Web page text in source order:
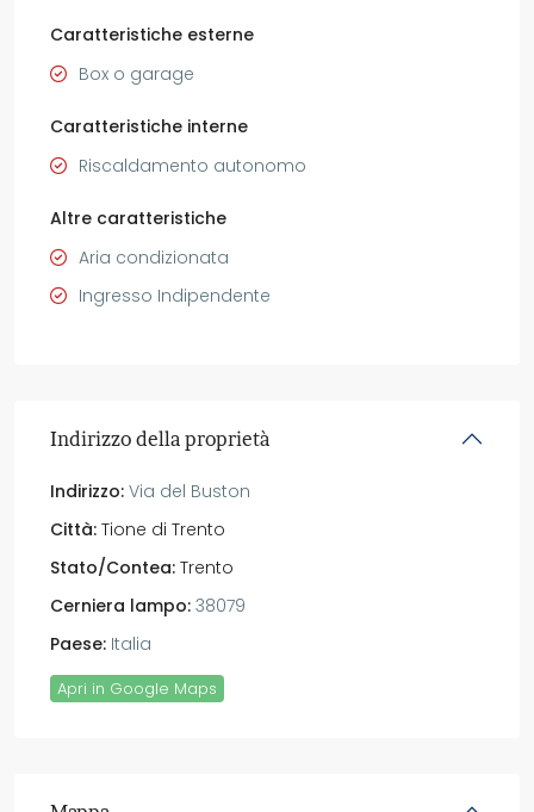
Caratteristiche esterne
Box o garage
Caratteristiche interne
Riscaldamento autonomo
Altre caratteristiche
Aria condizionata
Ingresso Indipendente
Indirizzo della proprietà
Indirizzo: Via del Buston
Città: Tione di Trento
Stato/Contea: Trento
Cerniera lampo: 38079
Paese: Italia
Apri in Google Maps